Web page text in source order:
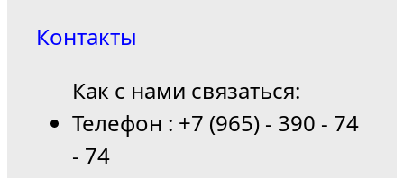
Контакты
Как с нами связаться:
Телефон : +7 (965) - 390 - 74
- 74